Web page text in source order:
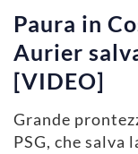
Paura in
Aurier
[VIDEO]
Grande
PSG, che salva